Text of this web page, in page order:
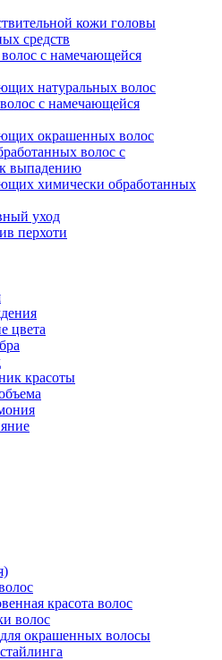
кожи головы
средств
с намечающейся
натуральных волос
с намечающейся
окрашенных волос
волос с
выпадению
химически обработанных
уход
перхоти
цвета
красоты
красота волос
волос
окрашенных волосы